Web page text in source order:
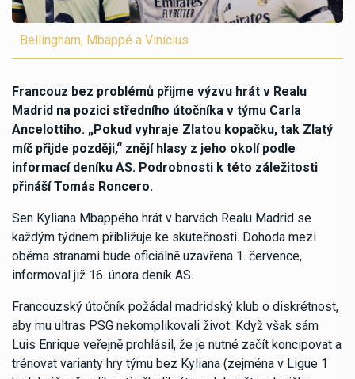
Bellingham, Mbappé a Vinícius
Francouz bez problémů přijme výzvu hrát v Realu
Madrid na pozici středního útočníka v týmu Carla
Ancelottiho. „Pokud vyhraje Zlatou kopačku, tak Zlatý
míč přijde později,“ znějí hlasy z jeho okolí podle
informací deníku AS. Podrobnosti k této záležitosti
přináší Tomás Roncero.
Sen Kyliana Mbappého hrát v barvách Realu Madrid se
každým týdnem přibližuje ke skutečnosti. Dohoda mezi
oběma stranami bude oficiálně uzavřena 1. července,
informoval již 16. února deník AS.
Francouzský útočník požádal madridský klub o diskrétnost,
aby mu ultras PSG nekomplikovali život. Když však sám
Luis Enrique veřejně prohlásil, že je nutné začít koncipovat a
trénovat varianty hry týmu bez Kyliana (zejména v Ligue 1